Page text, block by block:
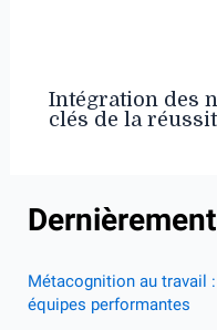
Intégration des
clés de la
Dernièrement
Métacognition au travail
équipes performantes